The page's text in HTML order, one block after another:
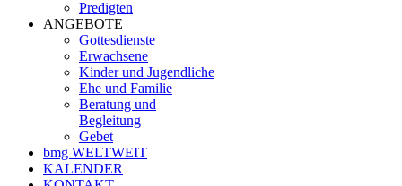
Predigten
ANGEBOTE
Gottesdienste
Erwachsene
Kinder und Jugendliche
Ehe und Familie
Beratung und
Begleitung
Gebet
bmg WELTWEIT
KALENDER